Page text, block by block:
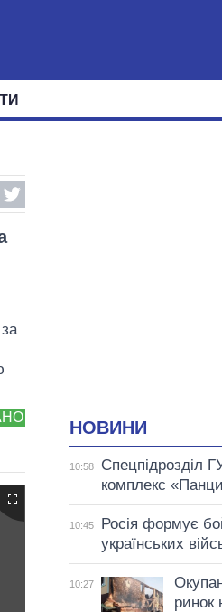
НОВИНИ
10:58
Спецпідрозділ
комплекс
10:45
Росія формує
українських
10:27
ринок